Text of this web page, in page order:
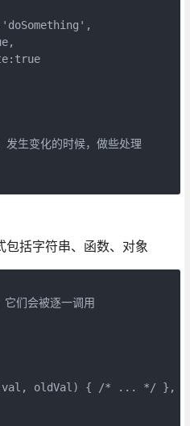
括字符串、函数、对象
们会被逐一调用
oldVal) { /* ... */ },